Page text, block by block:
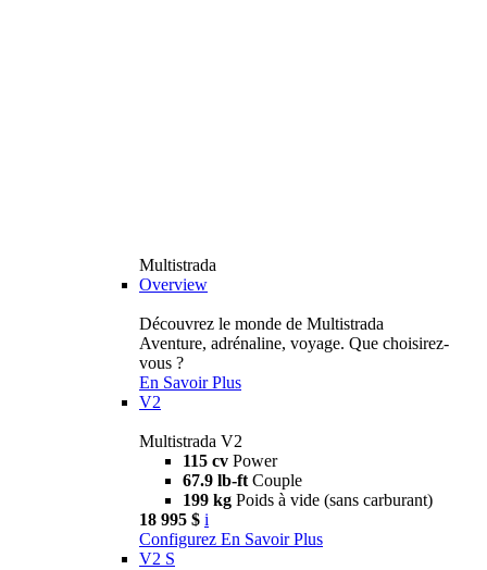
Multistrada
Overview
Découvrez le monde de Multistrada
Aventure, adrénaline, voyage. Que choisirez-
vous ?
En Savoir Plus
V2
Multistrada V2
115 cv Power
67.9 lb-ft Couple
199 kg Poids à vide (sans carburant)
18 995 $ i
Configurez En Savoir Plus
V2 S